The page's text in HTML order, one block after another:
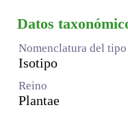
Datos
Nomenclatura del tipo
Isotipo
Reino
Plantae